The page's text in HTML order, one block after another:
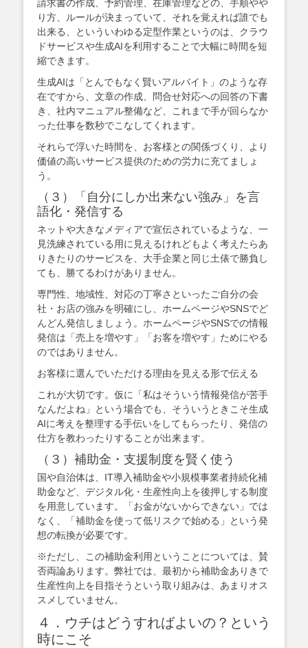
請求書の作成、予約管理、在庫管理などの、手順やや
り方、ルールが決まっていて、それを覚えれば誰でも
出来る、といういわゆる定型作業というのは、クラウ
ドサービスや生成AIを利用することで大幅に時間を短
縮できます。
生成AIは「とんでもなく賢いアルバイト」のような存
在ですから、文章の作成、問合せ対応への回答の下書
き、社内マニュアル整備など、これまで手が回らなか
った仕事を数秒でこなしてくれます。
それらで浮いた時間を、お客様との関係づくり、より
価値の高いサービス提供のための労力に充てましょ
う。
（３）「自分にしか出来ない強み」を言
語化・発信する
ネットや大きなメディアで宣伝されているような、一
見洗練されている用に見えるけれどもよく考えたらあ
りきたりのサービスを、大手企業と同じ土俵で勝負し
ても、勝てるわけがありません。
専門性、地域性、対応の丁寧さといったご自分の会
社・お店の強みを明確にし、ホームページやSNSでど
んどん発信しましょう。ホームページやSNSでの情報
発信は「売上を増やす」「お客を増やす」ためにやる
のではありません。
お客様に選んでいただける理由を見える形で伝える
これが大切です。仮に「私はそういう情報発信が苦手
なんだよね」という場合でも、そういうときこそ生成
AIに考えを整理する手伝いをしてもらったり、発信の
仕方を教わったりすることが出来ます。
（３）補助金・支援制度を賢く使う
国や自治体は、IT導入補助金や小規模事業者持続化補
助金など、デジタル化・生産性向上を後押しする制度
を用意しています。「お金がないからできない」では
なく、「補助金を使って低リスクで始める」という発
想の転換が必要です。
※ただし、この補助金利用ということについては、賛
否両論あります。弊社では、最初から補助金ありきで
生産性向上を目指そうという取り組みは、あまりオス
スメしていません。
４．ウチはどうすればよいの？という
時にこそ